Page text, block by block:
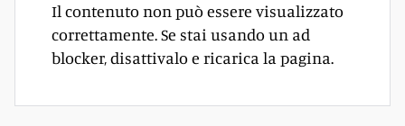
Il contenuto non può essere visualizzato
correttamente. Se stai usando un ad
blocker, disattivalo e ricarica la pagina.